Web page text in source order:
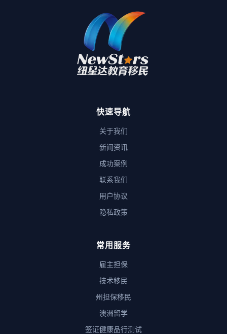
快速导航
关于我们
新闻资讯
成功案例
联系我们
用户协议
隐私政策
常用服务
雇主担保
技术移民
州担保移民
澳洲留学
签证健康品行测试